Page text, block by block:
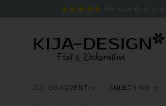
JUL OG ADVENT ANLEDNING